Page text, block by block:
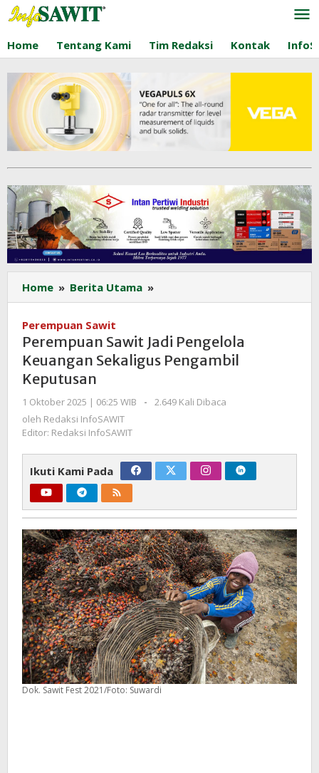
Lewati
ke
konten
Home Tentang Kami Tim Redaksi Kontak
Home » Berita Utama »
Sawit
Pengelola
Keuangan
Sekaligus
Keputusan
Perempuan Sawit
Perempuan Sawit Jadi Pengelola
Keuangan Sekaligus Pengambil
Keputusan
1 Oktober 2025 | 06:25 WIB
oleh
-
2.649 Kali Dibaca
oleh Redaksi InfoSAWIT
Editor: Redaksi InfoSAWIT
Ikuti Kami Pada
Dok. Sawit Fest 2021/Foto: Suwardi